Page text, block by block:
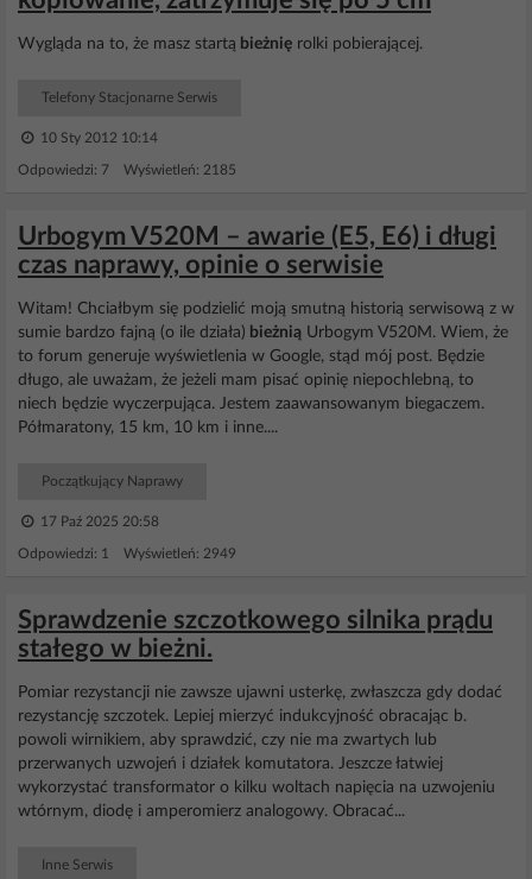
Wygląda na to, że masz startą bieżnię rolki pobierającej.
Telefony Stacjonarne Serwis
10 Sty 2012 10:14
Odpowiedzi: 7 Wyświetleń: 2185
Urbogym V520M – awarie (E5, E6) i długi
czas naprawy, opinie o serwisie
Witam! Chciałbym się podzielić moją smutną historią serwisową z w
sumie bardzo fajną (o ile działa) bieżnią Urbogym V520M. Wiem, że
to forum generuje wyświetlenia w Google, stąd mój post. Będzie
długo, ale uważam, że jeżeli mam pisać opinię niepochlebną, to
niech będzie wyczerpująca. Jestem zaawansowanym biegaczem.
Półmaratony, 15 km, 10 km i inne....
Początkujący Naprawy
17 Paź 2025 20:58
Odpowiedzi: 1 Wyświetleń: 2949
Sprawdzenie szczotkowego silnika prądu
stałego w bieżni.
Pomiar rezystancji nie zawsze ujawni usterkę, zwłaszcza gdy dodać
rezystancję szczotek. Lepiej mierzyć indukcyjność obracając b.
powoli wirnikiem, aby sprawdzić, czy nie ma zwartych lub
przerwanych uzwojeń i działek komutatora. Jeszcze łatwiej
wykorzystać transformator o kilku woltach napięcia na uzwojeniu
wtórnym, diodę i amperomierz analogowy. Obracać...
Inne Serwis